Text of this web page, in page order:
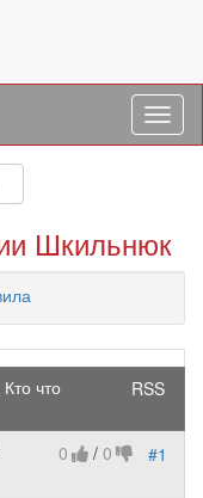
Шкильнюк
RSS
что
#1
0 / 0